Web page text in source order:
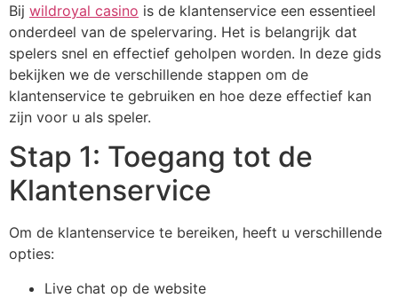
Bij wildroyal casino is de klantenservice een essentieel
onderdeel van de spelervaring. Het is belangrijk dat
spelers snel en effectief geholpen worden. In deze gids
bekijken we de verschillende stappen om de
klantenservice te gebruiken en hoe deze effectief kan
zijn voor u als speler.
Stap 1: Toegang tot de
Klantenservice
Om de klantenservice te bereiken, heeft u verschillende
opties:
Live chat op de website